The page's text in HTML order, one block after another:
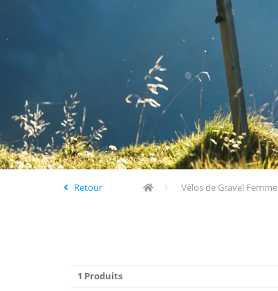
Retour Vélos de Gravel Femme
1 Produits